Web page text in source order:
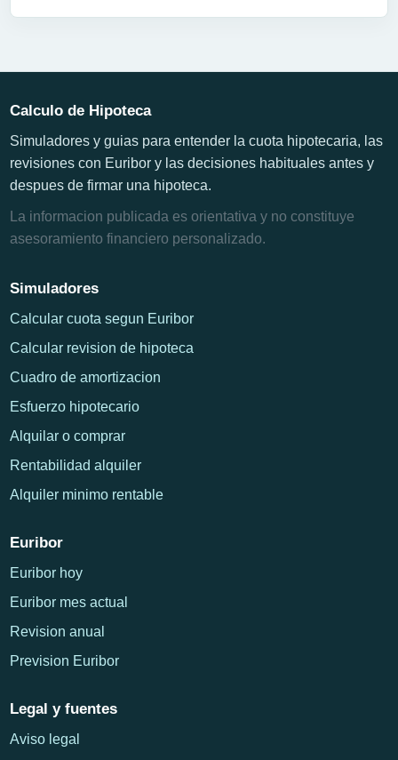
Calculo de Hipoteca
Simuladores y guias para entender la cuota hipotecaria, las
revisiones con Euribor y las decisiones habituales antes y
despues de firmar una hipoteca.
La informacion publicada es orientativa y no constituye
asesoramiento financiero personalizado.
Simuladores
Calcular cuota segun Euribor
Calcular revision de hipoteca
Cuadro de amortizacion
Esfuerzo hipotecario
Alquilar o comprar
Rentabilidad alquiler
Alquiler minimo rentable
Euribor
Euribor hoy
Euribor mes actual
Revision anual
Prevision Euribor
Legal y fuentes
Aviso legal